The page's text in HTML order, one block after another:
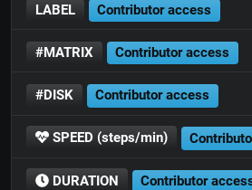
LABEL Contributor access
#MATRIX Contributor access
#DISK Contributor access
SPEED (steps/min)
DURATION Contributor